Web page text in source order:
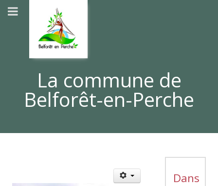
La commune de
Belforêt-en-Perche
Dans